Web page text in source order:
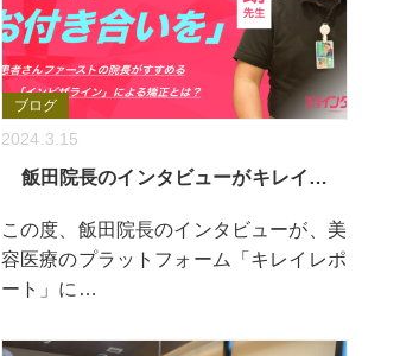
ブログ
2024.3.15
飯田院長のインタビューがキレイ…
この度、飯田院長のインタビューが、美
容医療のプラットフォーム「キレイレポ
ート」に…